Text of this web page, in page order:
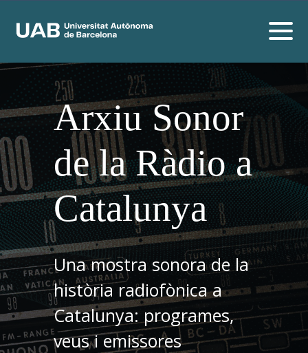
Arxiu Sonor
de la Ràdio a
Catalunya
Una mostra sonora de la
història radiofònica a
Catalunya: programes,
veus i emissores